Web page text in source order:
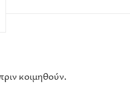
κοιμηθούν.